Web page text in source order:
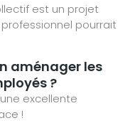
est un projet
pourrait
aménager les
?
excellente
!